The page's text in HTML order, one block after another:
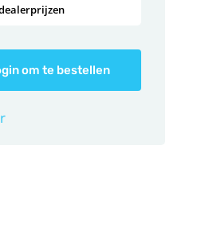
om te bestellen